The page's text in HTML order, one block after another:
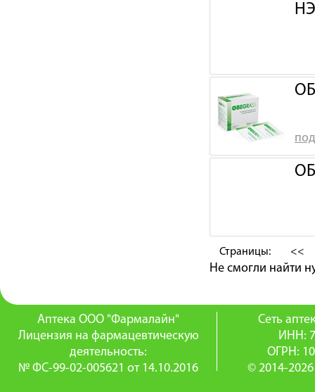
Страницы: <<
Не смогли найти
Аптека ООО "Фармалайн"
Лицензия на фармацевтическую
деятельность:
№ ФС-99-02-005621 от 14.10.2016
Сеть
ИНН:
ОГРН:
© 2014-